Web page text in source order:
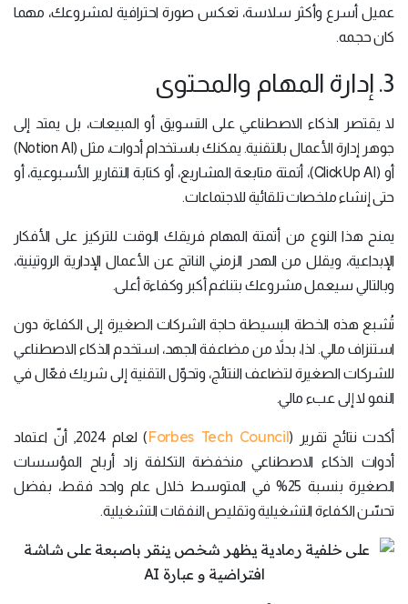
عميل أسرع وأكثر سلاسة، تعكس صورة احترافية لمشروعك، مهما
كان حجمه.
3. إدارة المهام والمحتوى
لا يقتصر الذكاء الاصطناعي على التسويق أو المبيعات، بل يمتد إلى
جوهر إدارة الأعمال بالتقنية. يمكنك باستخدام أدوات، مثل (Notion AI)
أو (ClickUp AI)، أتمتة متابعة المشاريع، أو كتابة التقارير الأسبوعية، أو
حتى إنشاء ملخصات تلقائية للاجتماعات.
يمنح هذا النوع من أتمتة المهام فريقك الوقت للتركيز على الأفكار
الإبداعية، ويقلل من الهدر الزمني الناتج عن الأعمال الإدارية الروتينية،
وبالتالي سيعمل مشروعك بتناغم أكبر وكفاءة أعلى.
تُشبع هذه الخطة البسيطة حاجة الشركات الصغيرة إلى الكفاءة دون
استنزاف مالي. لذا، بدلاً من مضاعفة الجهد، استخدم الذكاء الاصطناعي
للشركات الصغيرة لتضاعف النتائج، وتحوّل التقنية إلى شريك فعّال في
النمو لا إلى عبء مالي.
أكدت نتائج تقرير (Forbes Tech Council
) لعام 2024, أنّ اعتماد
أدوات الذكاء الاصطناعي منخفضة التكلفة زاد أرباح المؤسسات
الصغيرة بنسبة 25% في المتوسط خلال عام واحد فقط، بفضل
تحسّن الكفاءة التشغيلية وتقليص النفقات التشغيلية.